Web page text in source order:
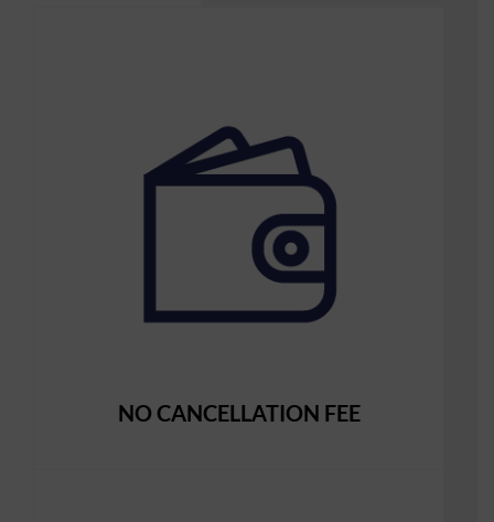
NO CANCELLATION FEE